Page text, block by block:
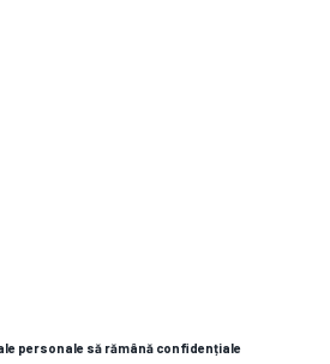
personale să rămână confidențiale